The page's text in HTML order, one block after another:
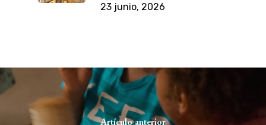
23 junio, 2026
Artículo anterior